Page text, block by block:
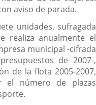
aviso de parada.
unidades, sufragada
realiza anualmente el
municipal -cifrada
de 2007-,
de la flota 2005-2007,
el número de plazas